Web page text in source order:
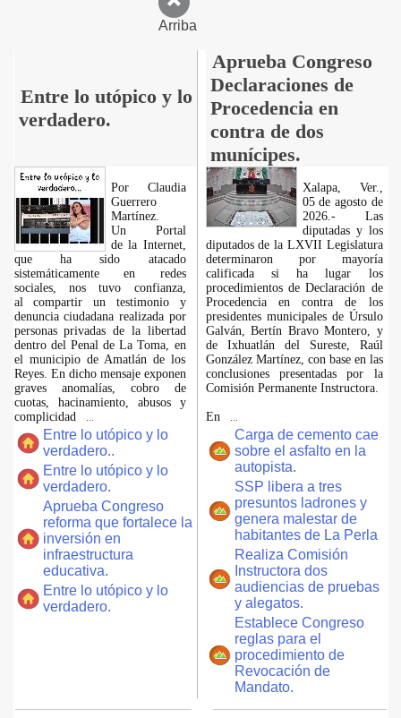
Arriba
Entre lo utópico y lo
verdadero.
Aprueba Congreso
Declaraciones de
Procedencia en
contra de dos
munícipes.
Por Claudia
Guerrero
Martínez.
​Un Portal
de la Internet,
que ha sido atacado
sistemáticamente en redes
sociales, nos tuvo confianza,
al compartir un testimonio y
denuncia ciudadana realizada por
personas privadas de la libertad
dentro del Penal de La Toma, en
el municipio de Amatlán de los
Reyes. En dicho mensaje exponen
graves anomalías, cobro de
cuotas, hacinamiento, abusos y
complicidad
Entre lo utópico y lo
verdadero..
Entre lo utópico y lo
verdadero.
Aprueba Congreso
reforma que fortalece la
inversión en
infraestructura
educativa.
Entre lo utópico y lo
verdadero.
Xalapa, Ver.,
05 de agosto de
2026.- Las
diputadas y los
diputados de la LXVII Legislatura
determinaron por mayoría
calificada si ha lugar los
procedimientos de Declaración de
Procedencia en contra de los
presidentes municipales de Úrsulo
Galván, Bertín Bravo Montero, y
de Ixhuatlán del Sureste, Raúl
González Martínez, con base en las
conclusiones presentadas por la
Comisión Permanente Instructora.
En
Carga de cemento cae
sobre el asfalto en la
autopista.
SSP libera a tres
presuntos ladrones y
genera malestar de
habitantes de La Perla
Realiza Comisión
Instructora dos
audiencias de pruebas
y alegatos.
Establece Congreso
reglas para el
procedimiento de
Revocación de
Mandato.